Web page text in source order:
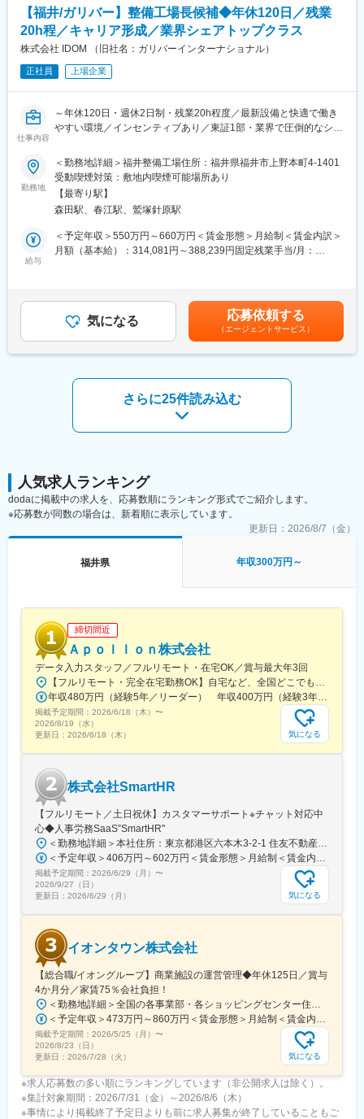
・設備運転・点検などに関する工程調整、安全処置管理
・簡易書類、報告書などの作成
●働き方実績●
★ 平均勤続年数：21.2年（2024年度実績）
※夏期休暇は取得率100%を継続中！
当社では、社員が無理なく働ける環境づくりを推進しています。
（1）残業時間の管理
マネージャーが毎月、メンバーの残業時間を確認し、
残業が多い場合は【原因の確認】【改善方法の相談】を行い、働
きやすさをサポートしています。
単に「減らせ」と言うのではなく、状況に合わせて一緒に解決策
を考えます。
金曜日：単身赴任者が多く、週末の帰省をしやすくするために追
家庭やプライベートの時間もしっかり確保できるよう配慮してい
変更の範囲：会社の定める業務
【福井/ガリバー】整備工場長候補◆年休120日／残業
20h程／キャリア形成／業界シェアトップクラス
株式会社 IDOM （旧社名：ガリバーインターナショナル）
正社員 上場企業
仕事内容
～年休120日・週休2日制・残業20h程度／最新設備と快適で働き
やすい環境／インセンティブあり／東証1部・業界で圧倒的なシェ
全国にあるIDOMの運営する整備工場で、『工場長候補』として整
備業務をお任せします！
まずは既存工場で業務内容を理解し必要な経験を積んでいただき
ます。
その後新規工場の立ち上げ等に際して工場長としてご活躍いただ
く予定です。
（1）まずは整備士として
お客様にご購入いただいた納車前のお車やご購入後の車のオイル
（2）その後のキャリアとして
・整備工場長（営業店舗併設での工場責任者）としてご活躍頂き
・複数の統括拠点をマネジメントするスーパーバイザー/マネージ
【具体的な業務内容】
・予算達成に向けた工場実績の数値管理、運営
・人材育成
・工場責任者として工場内外、社内外の折衝
（1）対応車種の広さ
（2）最新設備と快適な作業環境
全工場に冷暖房やスポットクーラーを完備し、作業スペースも車
両が両ドアを広げたまま作業できるほどの広さを確保。四輪アラ
イメントテスターやセンターロック式タイヤチェンジャー、立っ
たまま整備できる整備リフトなど、最新型の整備用設備を導入し
ています。
（3）透明性のある工場運営
自動車修理をめぐる不正を防ぐための対策として、工場にカメラ
を3台ずつ設置。「事業場三役」の体制に取り組み、IDOMや中古
自動車業界全体がお客様・陸運局・世の中や市場といった全方面
から信頼される状態を目指しています。
■組織構成：30代～40代後半中心に活躍中。9割が中途入社です。
■当社について：
『日本のガリバーから世界のIDOMへ』東証プライム上場でクルマ
買取実績、中古車販売実績共に業界トップクラスの会社です。
勤務地
＜勤務地詳細＞福井整備工場住所：福井県福井市上野本町4-1401
受動喫煙対策：敷地内喫煙可能場所あり
【最寄り駅】
森田駅、春江駅、鷲塚針原駅
給与
＜予定年収＞550万円～660万円＜賃金形態＞月給制＜賃金内訳＞
月額（基本給）：314,081円～388,239円固定残業手当/月：
査定年1回賞与年2回（2024年支給実績３ヶ月分）インセンティブ
年2回（最大30万円／回）平均50,000～70,000円賃金はあくまで
も目安の金額であり、選考を通じて上下する可能性があります。
月給(月額)は固定手当を含めた表記です。
気になる 応募依頼する
（エージェントサービス）
さらに25件読み込む
人気求人ランキング
dodaに掲載中の求人を、応募数順にランキング形式でご紹介します。
※応募数が同数の場合は、新着順に表示しています。
更新日： 2026/8/7（金）
福井県 年収300万円～
締切間近
Ａｐｏｌｌｏｎ株式会社
データ入力スタッフ／フルリモート・在宅OK／賞与最大年3回
掲載予定期間： 2026/6/18（木） 〜
2026/8/19（水）
更新日： 2026/6/18（木） 気になる
株式会社SmartHR
【フルリモート／土日祝休】カスタマーサポート※チャット対応中
心◆人事労務SaaS”SmartHR"
掲載予定期間： 2026/6/29（月） 〜
2026/9/27（日）
更新日： 2026/6/29（月） 気になる
イオンタウン株式会社
【総合職/イオングループ】商業施設の運営管理◆年休125日／賞与
4か月分／家賃75％会社負担！
掲載予定期間： 2026/5/25（月） 〜
2026/8/23（日）
更新日： 2026/7/28（火） 気になる
※求人応募数の多い順にランキングしています（非公開求人は除く）。
※集計対象期間：2026/7/31（金）～2026/8/6（木）
※事情により掲載終了予定日よりも前に求人募集が終了していることもご